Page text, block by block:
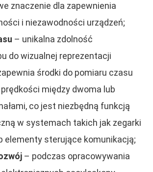
znaczenie dla zapewnienia
i niezawodności urządzeń;
– unikalna zdolność
do wizualnej reprezentacji
środki do pomiaru czasu
prędkości między dwoma lub
co jest niezbędną funkcją
w systemach takich jak zegarki
elementy sterujące komunikacją;
– podczas opracowywania